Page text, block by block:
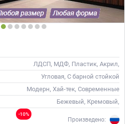
ЛДСП, МДФ, Пластик, Акрил,
Alvic / УФ лак
Угловая, С барной стойкой
Модерн, Хай-тек, Современные
Бежевый, Кремовый,
Коричневый, Капучино
-10%
Произведено: